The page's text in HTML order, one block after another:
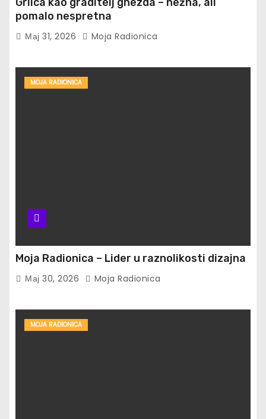
pomalo nespretna
Мај 31, 2026 Moja Radionica
MOJA RADIONICA
Moja Radionica – Lider u raznolikosti dizajna
Мај 30, 2026 Moja Radionica
MOJA RADIONICA